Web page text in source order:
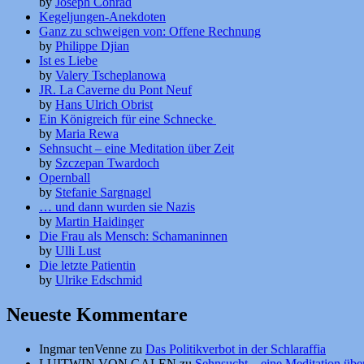
Kegeljungen-Anekdoten
Ganz zu schweigen von: Offene Rechnung
by Philippe Djian
Ist es Liebe
by Valery Tscheplanowa
JR. La Caverne du Pont Neuf
by Hans Ulrich Obrist
Ein Königreich für eine Schnecke
by Maria Rewa
Sehnsucht – eine Meditation über Zeit
by Szczepan Twardoch
Opernball
by Stefanie Sargnagel
… und dann wurden sie Nazis
by Martin Haidinger
Die Frau als Mensch: Schamaninnen
by Ulli Lust
Die letzte Patientin
by Ulrike Edschmid
Neueste Kommentare
Ingmar tenVenne zu Das Politikverbot in der Schlaraffia